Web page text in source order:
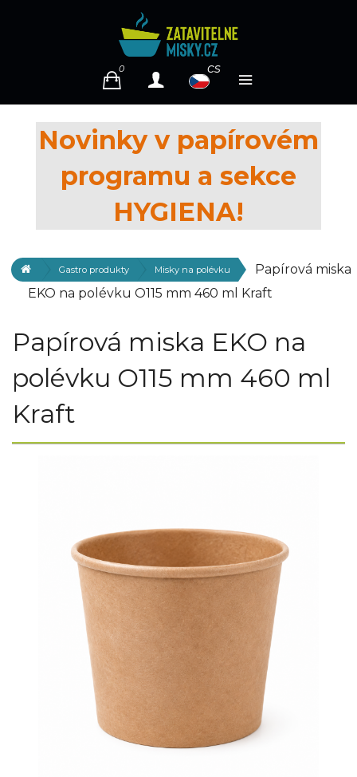
0 cs
Novinky v papírovém
programu a sekce
HYGIENA!
Gastro produkty Misky na polévku
Papírová miska
EKO na polévku O115 mm 460 ml Kraft
Papírová miska EKO na
polévku O115 mm 460 ml
Kraft